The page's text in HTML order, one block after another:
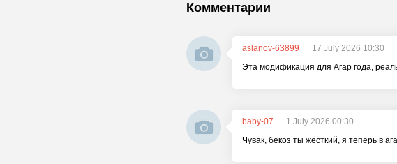
Комментарии
aslanov-63899
17 July 2026 10:30
Эта модификация для Агар года,
baby-07
1 July 2026 00:30
Чувак, бекоз ты жёсткий, я теперь в